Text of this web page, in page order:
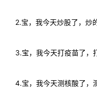
2.宝，我今天炒股了，炒
3.宝，我今天打疫苗了，
4.宝，我今天测核酸了，